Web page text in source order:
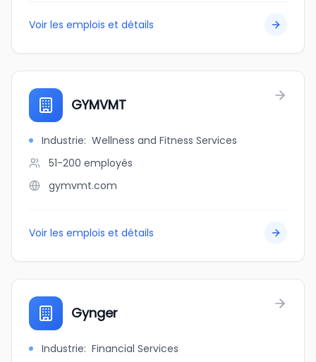
Voir les emplois et détails
GYMVMT
Industrie: Wellness and Fitness Services
51-200 employés
gymvmt.com
Voir les emplois et détails
Gynger
Industrie: Financial Services